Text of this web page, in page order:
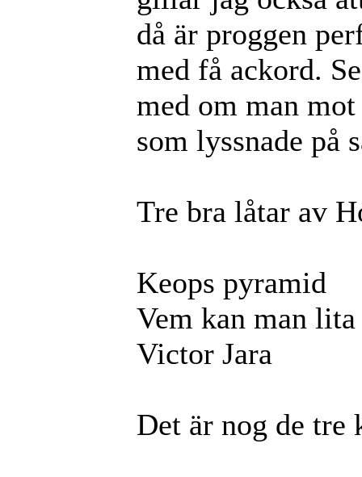
då är proggen
med få ackord.
med om man
som lyssnade på
Tre bra låtar av
Keops pyramid
Vem kan man lita
Victor Jara
Det är nog de tre